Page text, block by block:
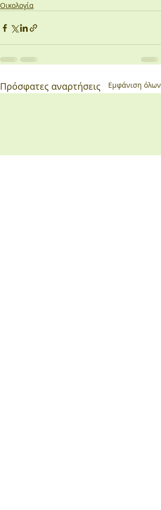
Οικολογία
Πρόσφατες αναρτήσεις Εμφάνιση όλων